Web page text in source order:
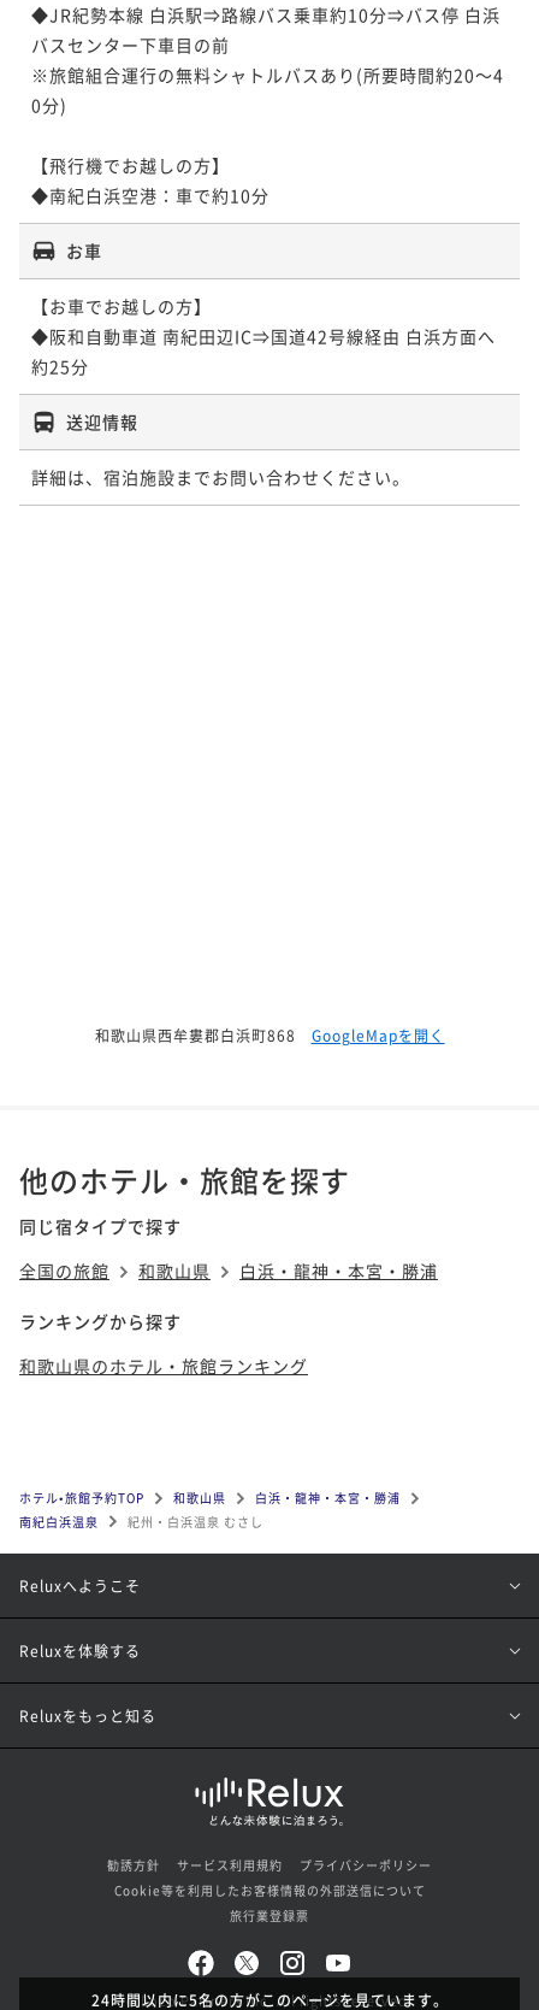
24時間以内に5名の方がこのページを見ています。
◆JR紀勢本線 白浜駅⇒路線バス乗車約10分⇒バス停 白浜
バスセンター下車目の前
※旅館組合運行の無料シャトルバスあり(所要時間約20～4
0分)
【飛行機でお越しの方】
◆南紀白浜空港：車で約10分
お車
【お車でお越しの方】
◆阪和自動車道 南紀田辺IC⇒国道42号線経由 白浜方面へ
約25分
送迎情報
詳細は、宿泊施設までお問い合わせください。
和歌山県西牟婁郡白浜町868 GoogleMapを開く
他のホテル・旅館を探す
同じ宿タイプで探す
全国の旅館
和歌山県 白浜・龍神・本宮・勝浦
ランキングから探す
和歌山県のホテル・旅館ランキング
ホテル•旅館予約TOP 和歌山県
白浜・龍神・本宮・勝浦
南紀白浜温泉
紀州・白浜温泉 むさし
Reluxへようこそ
Reluxを体験する
Reluxをもっと知る
勧誘方針 サービス利用規約
プライバシーポリシー
Cookie等を利用したお客様情報の外部送信について
旅行業登録票
© Loco Partners Inc. All rights reserved.